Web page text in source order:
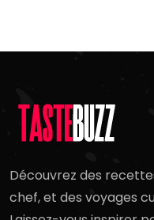
Découvrez des
chef, et des voyages